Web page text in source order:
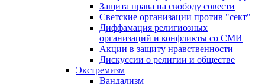
Защита права на свободу совести
Светские организации против "сект"
Диффамация религиозных
организаций и конфликты со СМИ
Акции в защиту нравственности
Дискуссии о религии и обществе
Экстремизм
Вандализм